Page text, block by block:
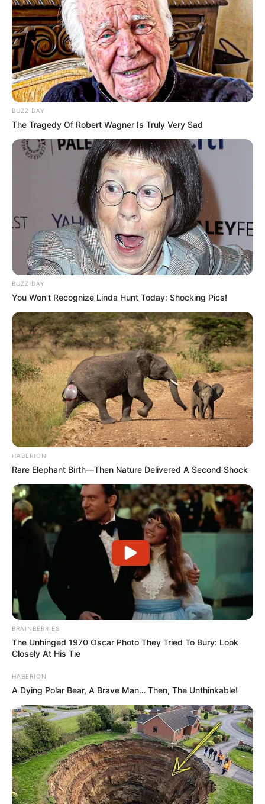
BUZZ DAY
The Tragedy Of Robert Wagner Is Truly Very Sad
BUZZ DAY
You Won't Recognize Linda Hunt Today: Shocking Pics!
HABERION
Rare Elephant Birth—Then Nature Delivered A Second Shock
BRAINBERRIES
The Unhinged 1970 Oscar Photo They Tried To Bury: Look
Closely At His Tie
HABERION
A Dying Polar Bear, A Brave Man… Then, The Unthinkable!